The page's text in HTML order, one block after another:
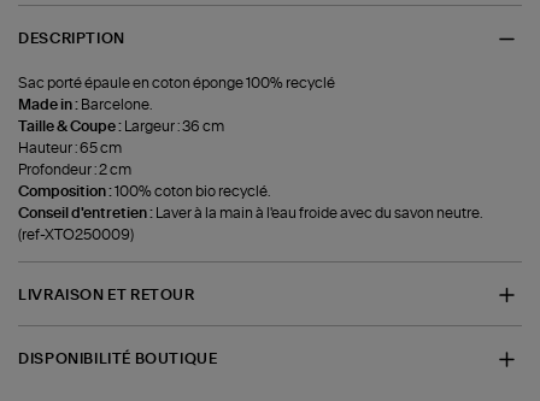
DESCRIPTION
Sac porté épaule en coton éponge 100% recyclé
Made in : Barcelone.
Taille & Coupe :
Largeur : 36 cm
Hauteur : 65 cm
Profondeur : 2 cm
Composition :100% coton bio recyclé.
Conseil d'entretien :
Laver à la main à l'eau froide avec du savon neutre.
(ref-XTO250009)
LIVRAISON ET RETOUR
DISPONIBILITÉ BOUTIQUE